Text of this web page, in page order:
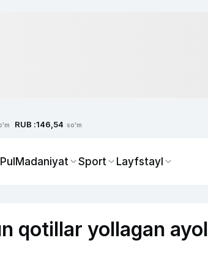
RUB :146,54 so'm
PulMadaniyat Sport Layfstayl
qotillar yollagan ayol